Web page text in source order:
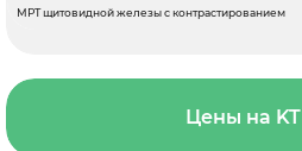
МРТ щитовидной железы с контрастированием
Цены на KT